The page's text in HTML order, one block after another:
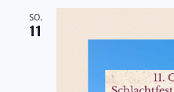
SO.
11